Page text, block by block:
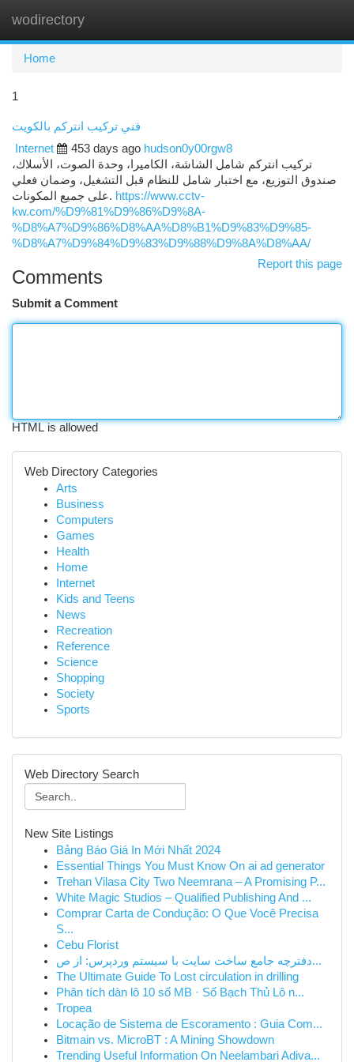
wodirectory
Home
1
فني تركيب انتركم بالكويت
Internet
453 days ago hudson0y00rgw8
تركيب انتركم شامل الشاشة، الكاميرا، وحدة الصوت، الأسلاك،
صندوق التوزيع، مع اختبار شامل للنظام قبل التشغيل، وضمان فعلي
على جميع المكونات. https://www.cctv-
kw.com/%D9%81%D9%86%D9%8A-
%D8%A7%D9%86%D8%AA%D8%B1%D9%83%D9%85-
%D8%A7%D9%84%D9%83%D9%88%D9%8A%D8%AA/
Report this page
Comments
Submit a Comment
HTML is allowed
Web Directory Categories
Arts
Business
Computers
Games
Health
Home
Internet
Kids and Teens
News
Recreation
Reference
Science
Shopping
Society
Sports
Web Directory Search
New Site Listings
Bảng Báo Giá In Mới Nhất 2024
Essential Things You Must Know On ai ad generator
Trehan Vilasa City Two Neemrana – A Promising P...
White Magic Studios – Qualified Publishing And ...
Comprar Carta de Condução: O Que Você Precisa
S...
Cebu Florist
دفترچه جامع ساخت سایت با سیستم وردپرس: از ص...
The Ultimate Guide To Lost circulation in drilling
Phân tích dàn lô 10 số MB · Số Bạch Thủ Lô n...
Tropea
Locação de Sistema de Escoramento : Guia Com...
Bitmain vs. MicroBT : A Mining Showdown
Trending Useful Information On Neelambari Adiva...